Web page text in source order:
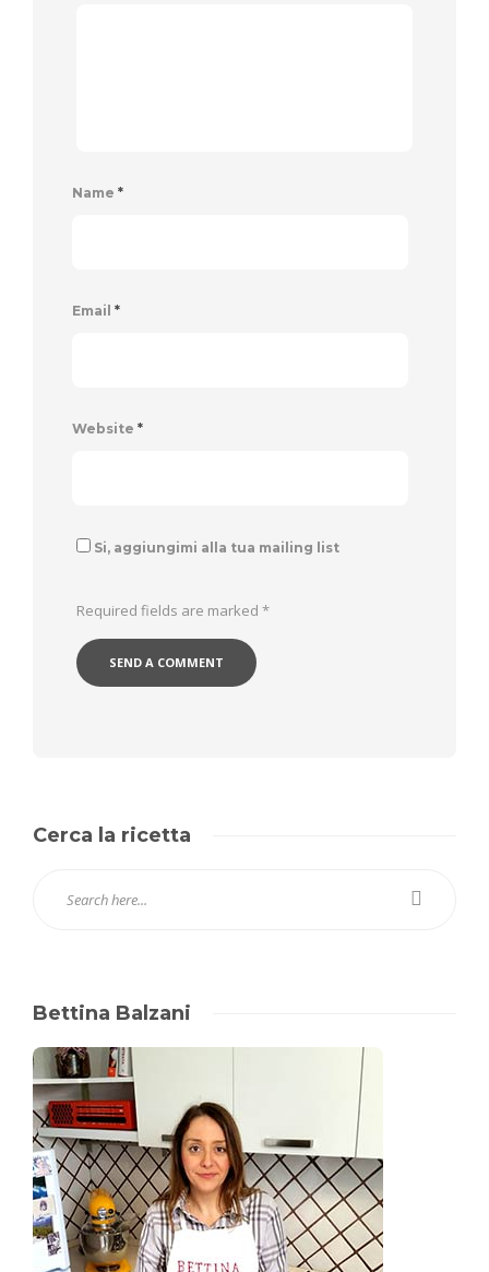
Name *
Email *
Website *
Si, aggiungimi alla tua mailing list
Required fields are marked *
Cerca la ricetta
Bettina Balzani